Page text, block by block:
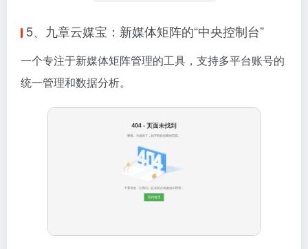
5、九章云媒宝：新媒体矩阵的“中央控制台”
一个专注于新媒体矩阵管理的工具，支持多平台账号的
统一管理和数据分析。